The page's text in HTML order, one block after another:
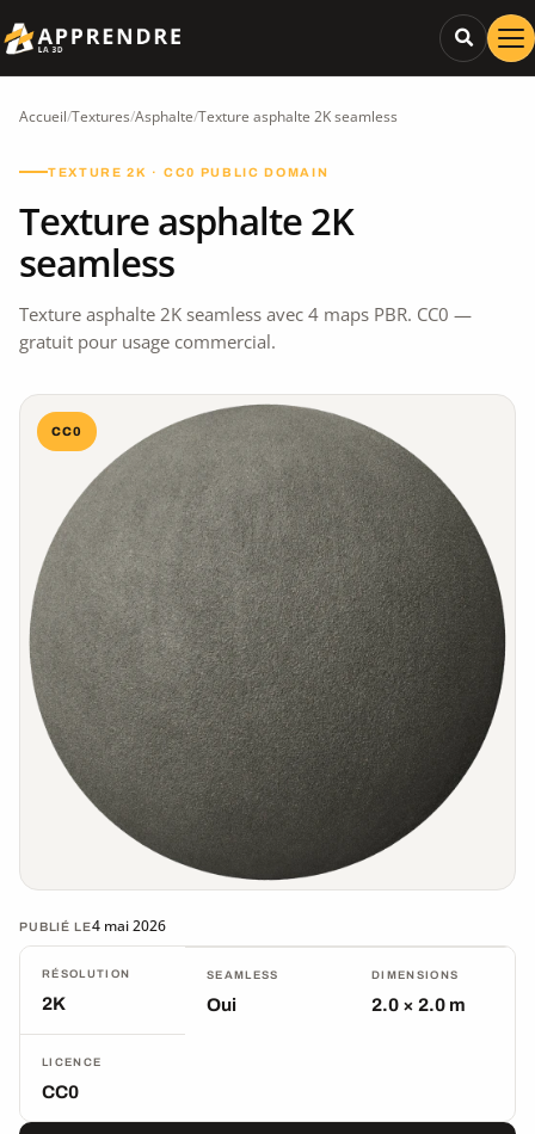
Accueil/Textures/Asphalte/Texture asphalte 2K seamless
TEXTURE 2K · CC0 PUBLIC DOMAIN
Texture asphalte 2K
seamless
Texture asphalte 2K seamless avec 4 maps PBR. CC0 —
gratuit pour usage commercial.
CC0
PUBLIÉ LE4 mai 2026
RÉSOLUTION
2K
SEAMLESS
Oui
DIMENSIONS
2.0 × 2.0 m
LICENCE
CC0